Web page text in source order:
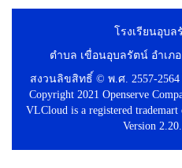
โรงเรียนอุบ
ตำบล เขื่อนอุบลรัตน์ อำเภ
สงวนลิขสิทธิ์ © พ.ศ. 2557-
Copyright 2021 Openserve
VLCloud is a registered
Version